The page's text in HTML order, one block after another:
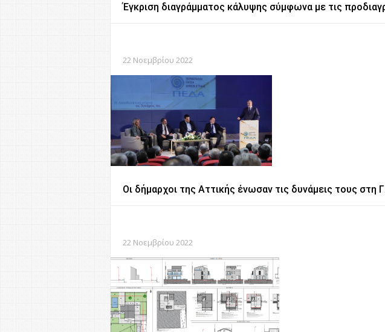
Έγκριση διαγράμματος κάλυψης σύμφωνα με τις
22 Νοεμβρίου 2022
Οι δήμαρχοι της Αττικής ένωσαν τις δυνάμεις τους στη
22 Νοεμβρίου 2022